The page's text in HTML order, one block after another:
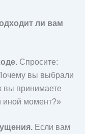
ли вам
Спросите:
вы выбрали
вы принимаете
иной момент?»
Если вам